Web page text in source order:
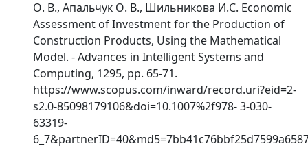
О. В., Апальчук О. В., Шильникова И.С. Economic
Assessment of Investment for the Production of
Construction Products, Using the Mathematical
Model. - Advances in Intelligent Systems and
Computing, 1295, pp. 65-71.
https://www.scopus.com/inward/record.uri?eid=2-
s2.0-85098179106&doi=10.1007%2f978- 3-030-
63319-